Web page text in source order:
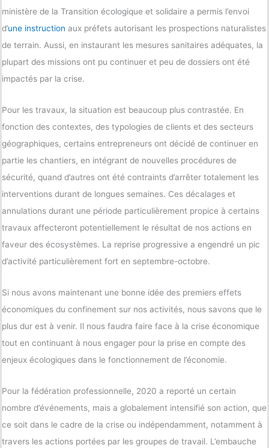
ministère de la Transition écologique et solidaire a permis l’envoi
d’une instruction aux préfets autorisant les prospections naturalistes
de terrain. Aussi, en instaurant les mesures sanitaires adéquates, la
plupart des missions ont pu continuer et peu de dossiers ont été
impactés par la crise.
Pour les travaux, la situation est beaucoup plus contrastée. En
fonction des contextes, des typologies de clients et des secteurs
géographiques, certains entrepreneurs ont décidé de continuer en
partie les chantiers, en intégrant de nouvelles procédures de
sécurité, quand d’autres ont été contraints d’arrêter totalement les
interventions durant de longues semaines. Ces décalages et
annulations durant une période particulièrement propice à certains
travaux affecteront potentiellement le résultat de nos actions en
faveur des écosystèmes. La reprise progressive a engendré un pic
d’activité particulièrement fort en septembre-octobre.
Si nous avons maintenant une bonne idée des premiers effets
économiques du confinement sur nos activités, nous savons que le
plus dur est à venir. Il nous faudra faire face à la crise économique
tout en continuant à nous engager pour la prise en compte des
enjeux écologiques dans le fonctionnement de l’économie.
Pour la fédération professionnelle, 2020 a reporté un certain
nombre d’événements, mais a globalement intensifié son action, que
ce soit dans le cadre de la crise ou indépendamment, notamment à
travers les actions portées par les groupes de travail. L’embauche